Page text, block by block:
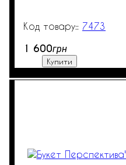
7473
1 600грн
Купити